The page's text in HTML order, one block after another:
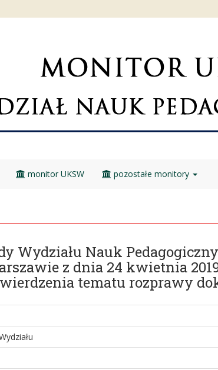
monitor UKSW pozostałe monitory
Wydziału Nauk
z dnia 24 kwietnia
tematu rozprawy